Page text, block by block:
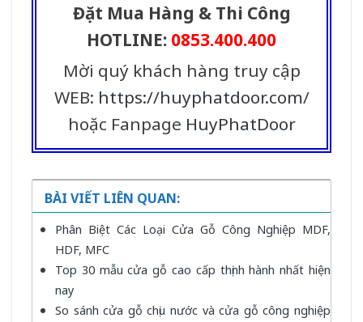
Đặt Mua Hàng & Thi Công
HOTLINE: 0853.400.400
Mời quý khách hàng truy cập
WEB: https://huyphatdoor.com/
hoặc Fanpage HuyPhatDoor
BÀI VIẾT LIÊN QUAN:
Phân Biệt Các Loại Cửa Gỗ Công Nghiệp MDF,
HDF, MFC
Top 30 mẫu cửa gỗ cao cấp thịnh hành nhất hiện
nay
So sánh cửa gỗ chịu nước và cửa gỗ công nghiệp